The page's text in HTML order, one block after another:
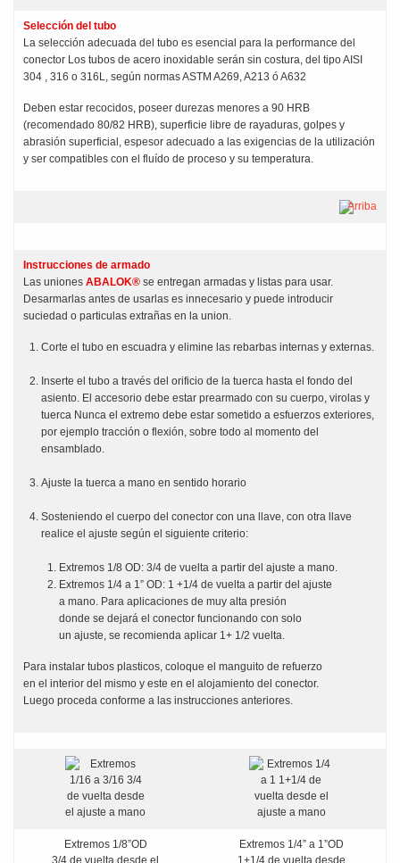
Selección del tubo
La selección adecuada del tubo es esencial para la performance del
conector Los tubos de acero inoxidable serán sin costura, del tipo AISI
304 , 316 o 316L, según normas ASTM A269, A213 ó A632
Deben estar recocidos, poseer durezas menores a 90 HRB
(recomendado 80/82 HRB), superficie libre de rayaduras, golpes y
abrasión superficial, espesor adecuado a las exigencias de la utilización
y ser compatibles con el fluído de proceso y su temperatura.
Arriba
Instrucciones de armado
Las uniones ABALOK® se entregan armadas y listas para usar.
Desarmarlas antes de usarlas es innecesario y puede introducir
suciedad o particulas extrañas en la union.
Corte el tubo en escuadra y elimine las rebarbas internas y externas.
Inserte el tubo a través del orificio de la tuerca hasta el fondo del
asiento. El accesorio debe estar prearmado con su cuerpo, virolas y
tuerca Nunca el extremo debe estar sometido a esfuerzos exteriores,
por ejemplo tracción o flexión, sobre todo al momento del
ensamblado.
Ajuste la tuerca a mano en sentido horario
Sosteniendo el cuerpo del conector con una llave, con otra llave
realice el ajuste según el siguiente criterio:
Extremos 1/8 OD: 3/4 de vuelta a partir del ajuste a mano.
Extremos 1/4 a 1” OD: 1 +1/4 de vuelta a partir del ajuste
a mano. Para aplicaciones de muy alta presión
donde se dejará el conector funcionando con solo
un ajuste, se recomienda aplicar 1+ 1/2 vuelta.
Para instalar tubos plasticos, coloque el manguito de refuerzo
en el interior del mismo y este en el alojamiento del conector.
Luego proceda conforme a las instrucciones anteriores.
Extremos 1/8”OD
3/4 de vuelta desde el
Extremos 1/4” a 1”OD
1+1/4 de vuelta desde